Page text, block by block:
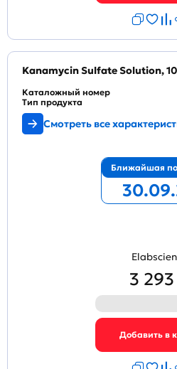
Kanamycin Sulfate Solution,
Каталожный номер
Тип продукта
Смотреть все
Ближайшая
3